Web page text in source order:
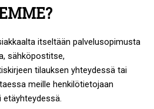
itseltään palvelusopimusta
sähköpostitse,
tilauksen yhteydessä tai
meille henkilötietojaan
etäyhteydessä.